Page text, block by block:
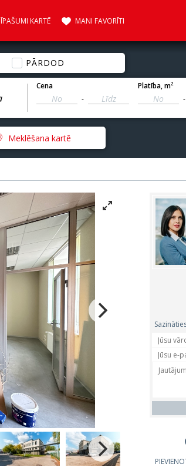
ĪPAŠUMI KARTĒ MANI FAVORĪTI
PĀRDOD
Cena
-
Platība, m2
-
Meklēšana kartē